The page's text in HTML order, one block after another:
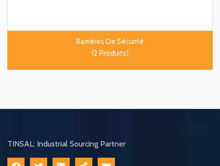
Barrières De Sécurité
(2 Produits)
TINSAL: Industrial Sourcing Partner